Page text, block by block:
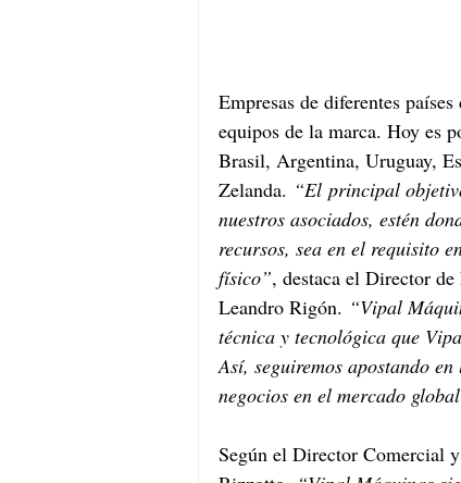
Empresas de diferentes
equipos de la marca. Hoy es
Brasil, Argentina, Uruguay,
Zelanda. “El principal
nuestros asociados, estén
recursos, sea en el requisito
físico”, destaca el Director
Leandro Rigón. “Vipal
técnica y tecnológica que
Así, seguiremos apostando
negocios en el mercado
Según el Director Comercial